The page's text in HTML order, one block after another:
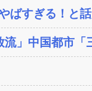
ばすぎる！と
」中国都市「